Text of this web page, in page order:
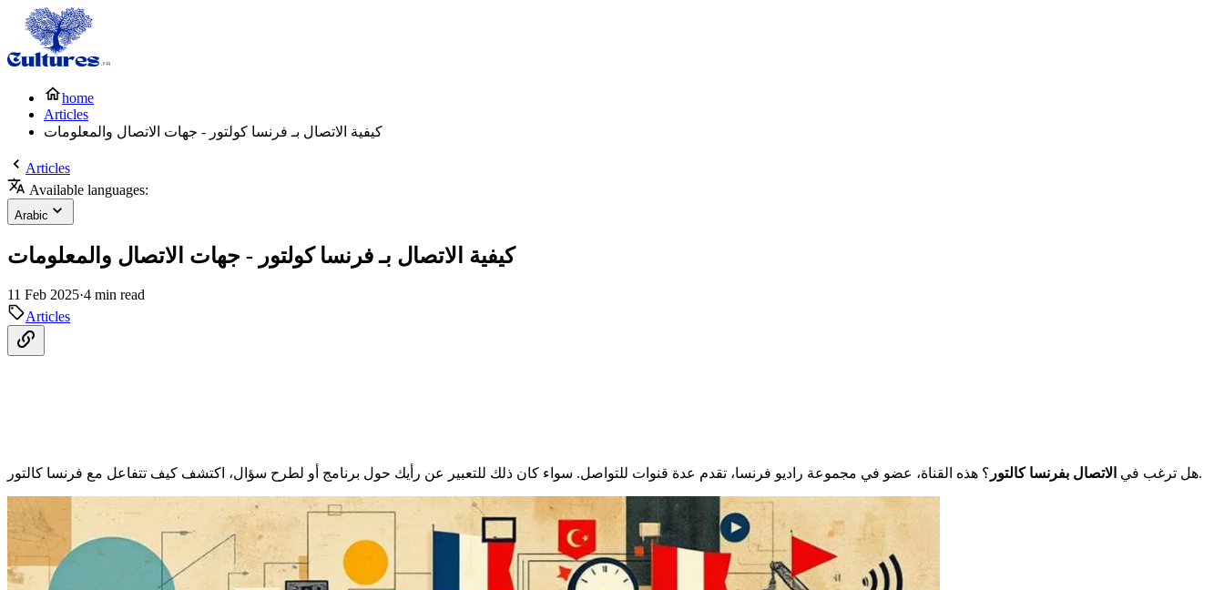
home
Articles
كيفية الاتصال بـ فرنسا كولتور - جهات الاتصال والمعلومات
Articles
Available languages:
Arabic
كيفية الاتصال بـ فرنسا كولتور - جهات الاتصال والمعلومات
11 Feb 2025·4 min read
Articles
هل ترغب في الاتصال بفرنسا كالتور ؟ هذه القناة، عضو في مجموعة راديو فرنسا، تقدم عدة قنوات للتواصل. سواء كان ذلك للتعبير عن رأيك حول برنامج أو لطرح سؤال، اكتشف كيف تتفاعل مع فرنسا كالتور.